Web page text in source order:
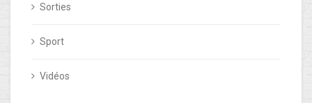
Sorties
Sport
Vidéos